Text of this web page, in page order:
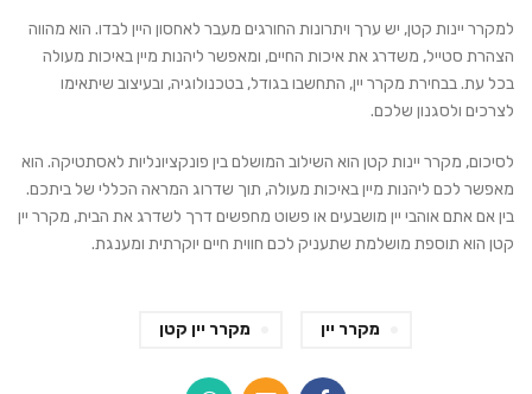
למקרר יינות קטן, יש ערך ויתרונות החורגים מעבר לאחסון היין לבדו. הוא מהווה
הצהרת סטייל, משדרג את איכות החיים, ומאפשר ליהנות מיין באיכות מעולה
בכל עת. בבחירת מקרר יין, התחשבו בגודל, בטכנולוגיה, ובעיצוב שיתאימו
לצרכים ולסגנון שלכם.
לסיכום, מקרר יינות קטן הוא השילוב המושלם בין פונקציונליות לאסתטיקה. הוא
מאפשר לכם ליהנות מיין באיכות מעולה, תוך שדרוג המראה הכללי של ביתכם.
בין אם אתם אוהבי יין מושבעים או פשוט מחפשים דרך לשדרג את הבית, מקרר יין
קטן הוא תוספת מושלמת שתעניק לכם חווית חיים יוקרתית ומענגת.
מקרר יין מקרר יין קטן